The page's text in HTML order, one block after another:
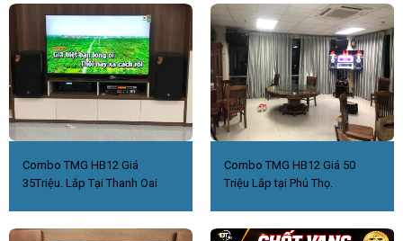
Combo TMG HB12 Giá
35Triệu. Lắp Tại Thanh Oai
Combo TMG HB12 Giá 50
Triệu Lắp tại Phú Thọ.